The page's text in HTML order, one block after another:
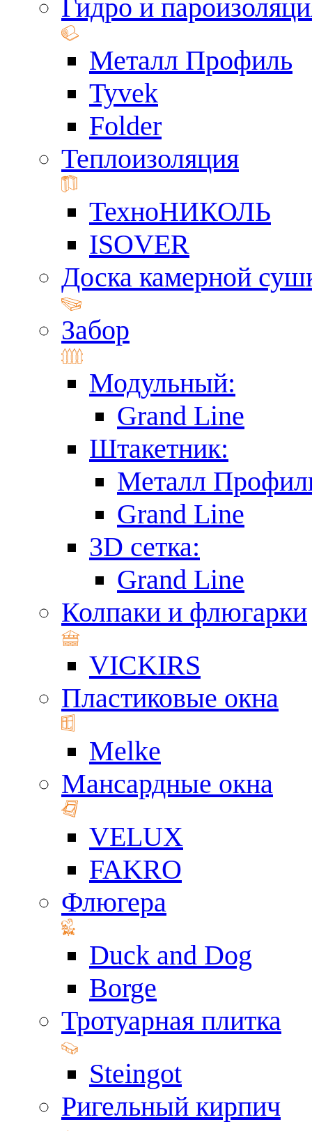
Гидро и
Металл Профиль
Tyvek
Folder
Теплоизоляция
ТехноНИКОЛЬ
ISOVER
Доска камерной
Забор
Модульный:
Grand Line
Штакетник:
Металл
Grand Line
3D сетка:
Grand Line
Колпаки и флюгарки
VICKIRS
Пластиковые окна
Melke
Мансардные окна
VELUX
FAKRO
Флюгера
Duck and Dog
Borge
Тротуарная плитка
Steingot
Ригельный кирпич